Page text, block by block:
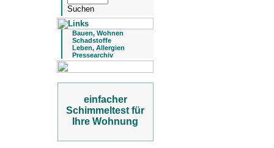
Bauen, Wohnen
Schadstoffe
Leben, Allergien
Pressearchiv
einfacher
Schimmeltest für
Ihre Wohnung